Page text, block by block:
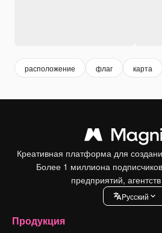
расположение флаг карта
Креативная платформа для
Более 1 миллиона
предприятий,
Pусский
Продукция